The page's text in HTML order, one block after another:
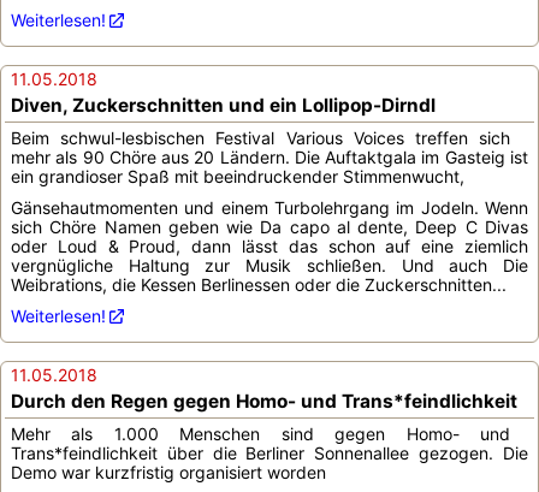
Weiterlesen!
11.05.2018
Diven, Zuckerschnitten und ein Lollipop-Dirndl
Beim schwul-lesbischen Festival Various Voices treffen sich
mehr als 90 Chöre aus 20 Ländern. Die Auftaktgala im Gasteig ist
ein grandioser Spaß mit beeindruckender Stimmenwucht,
Gänsehautmomenten und einem Turbolehrgang im Jodeln. Wenn
sich Chöre Namen geben wie Da capo al dente, Deep C Divas
oder Loud & Proud, dann lässt das schon auf eine ziemlich
vergnügliche Haltung zur Musik schließen. Und auch Die
Weibrations, die Kessen Berlinessen oder die Zuckerschnitten...
Weiterlesen!
11.05.2018
Durch den Regen gegen Homo- und Trans*feindlichkeit
Mehr als 1.000 Menschen sind gegen Homo- und
Trans*feindlichkeit über die Berliner Sonnenallee gezogen. Die
Demo war kurzfristig organisiert worden